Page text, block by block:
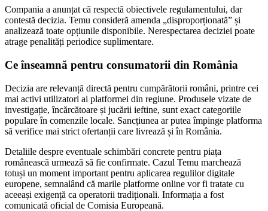
Compania a anunțat că respectă obiectivele regulamentului, dar
contestă decizia. Temu consideră amenda „disproporționată” și
analizează toate opțiunile disponibile. Nerespectarea deciziei poate
atrage penalități periodice suplimentare.
Ce înseamnă pentru consumatorii din România
Decizia are relevanță directă pentru cumpărătorii români, printre cei
mai activi utilizatori ai platformei din regiune. Produsele vizate de
investigație, încărcătoare și jucării ieftine, sunt exact categoriile
populare în comenzile locale. Sancțiunea ar putea împinge platforma
să verifice mai strict ofertanții care livrează și în România.
Detaliile despre eventuale schimbări concrete pentru piața
românească urmează să fie confirmate. Cazul Temu marchează
totuși un moment important pentru aplicarea regulilor digitale
europene, semnalând că marile platforme online vor fi tratate cu
aceeași exigență ca operatorii tradiționali. Informația a fost
comunicată oficial de Comisia Europeană.